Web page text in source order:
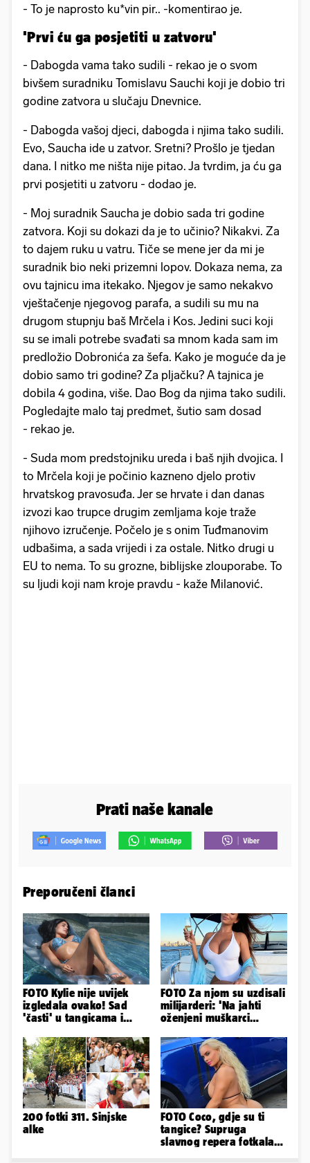
- To je naprosto ku*vin pir.. -komentirao je.
'Prvi ću ga posjetiti u zatvoru'
- Dabogda vama tako sudili - rekao je o svom
bivšem suradniku Tomislavu Sauchi koji je dobio tri
godine zatvora u slučaju Dnevnice.
- Dabogda vašoj djeci, dabogda i njima tako sudili.
Evo, Saucha ide u zatvor. Sretni? Prošlo je tjedan
dana. I nitko me ništa nije pitao. Ja tvrdim, ja ću ga
prvi posjetiti u zatvoru - dodao je.
- Moj suradnik Saucha je dobio sada tri godine
zatvora. Koji su dokazi da je to učinio? Nikakvi. Za
to dajem ruku u vatru. Tiče se mene jer da mi je
suradnik bio neki prizemni lopov. Dokaza nema, za
ovu tajnicu ima itekako. Njegov je samo nekakvo
vještačenje njegovog parafa, a sudili su mu na
drugom stupnju baš Mrčela i Kos. Jedini suci koji
su se imali potrebe svađati sa mnom kada sam im
predložio Dobronića za šefa. Kako je moguće da je
dobio samo tri godine? Za pljačku? A tajnica je
dobila 4 godina, više. Dao Bog da njima tako sudili.
Pogledajte malo taj predmet, šutio sam dosad
- rekao je.
- Suda mom predstojniku ureda i baš njih dvojica. I
to Mrčela koji je počinio kazneno djelo protiv
hrvatskog pravosuđa. Jer se hrvate i dan danas
izvozi kao trupce drugim zemljama koje traže
njihovo izručenje. Počelo je s onim Tuđmanovim
udbašima, a sada vrijedi i za ostale. Nitko drugi u
EU to nema. To su grozne, biblijske zlouporabe. To
su ljudi koji nam kroje pravdu - kaže Milanović.
Prati naše kanale
Preporučeni članci
FOTO Kylie nije uvijek
izgledala ovako! Sad
'časti' u tangicama i
nož'...
FOTO Za njom su uzdisali
milijarderi: 'Na jahti
oženjeni muškarci
200 fotki 311. Sinjske
alke
FOTO Coco, gdje su ti
tangice? Supruga
slavnog repera fotkala